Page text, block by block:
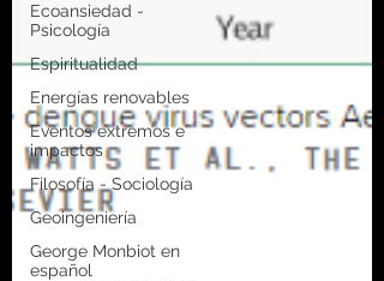
Ecoansiedad -
Psicología
Espiritualidad
Energías renovables
Eventos extremos e
impactos
Filosofía - Sociología
Geoingeniería
George Monbiot en
español